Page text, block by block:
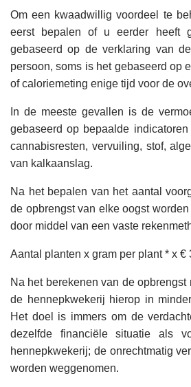
Om een ​​kwaadwillig voordeel te
eerst bepalen of u eerder heeft
gebaseerd op de verklaring van
persoon, soms is het gebaseerd op
of caloriemeting enige tijd voor de
In de meeste gevallen is de
gebaseerd op bepaalde
cannabisresten, vervuiling, stof,
van kalkaanslag.
Na het bepalen van het aantal
de opbrengst van elke oogst
door middel van een vaste
Aantal planten x gram per plant * x €
Na het berekenen van de opbrengst
de hennepkwekerij hierop in
Het doel is immers om de
dezelfde financiële situatie als
hennepkwekerij; de onrechtmatig
worden weggenomen.